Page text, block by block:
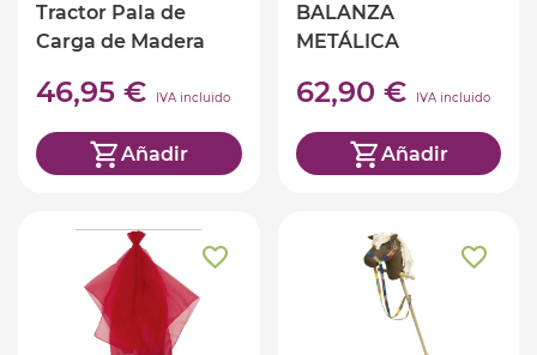
Tractor Pala de
Carga de Madera
46,95 € IVA incluido
Añadir
BALANZA
METÁLICA
62,90 € IVA incluido
Añadir